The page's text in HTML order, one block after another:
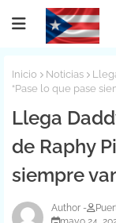
Inicio Noticias
“Pase lo que pase
Llega
de Raphy
siempre